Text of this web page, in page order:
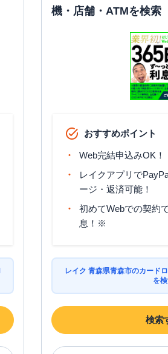
機・店舗・ATMを検索
おすすめポイント
Web完結申込みOK！
レイクアプリで
ージ・返済可能！
初めてWebでの契約
息！※
レイク 青森県青森市のカード
を
検索